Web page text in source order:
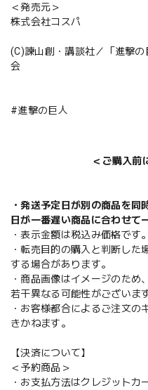
＜発売元＞
株式会社コスパ
(C)諫山創・講談社／「進撃
会
#進撃の巨人
＜ご購入前
・発送予定日が別の商品を同
日が一番遅い商品に合わせて
・表示金額は税込み価格です。
・転売目的の購入と判断し
する場合があります。
・商品画像はイメージのた
若干異なる可能性がございます
・お客様都合によるご注文
きかねます。
【決済について】
＜予約商品＞
・お支払方法はクレジットカ